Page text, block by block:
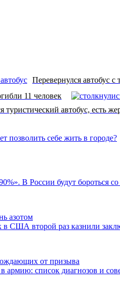
Перевернулся автобус
11 человек
туристический автобус, есть
позволить себе жить в городе?
В России будут бороться
в США второй раз казнили
армию: список диагнозов и